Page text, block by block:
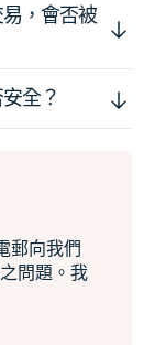
，會否被
全？
郵向我們
問題。我